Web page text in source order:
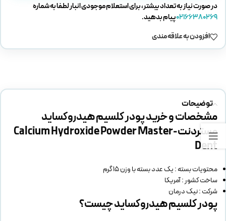
در صورت نیاز به تعداد بیشتر، برای استعلام موجودی انبار لطفا به شماره
02166380269پیام بدهید.
افزودن به علاقه مندی
توضیحات
مشخصات و خرید پودر کلسیم هیدروکساید
مستردنت-Calcium Hydroxide Powder Master
Dent
محتویات بسته : یک عدد بسته با وزن 15 گرم
ساخت کشور : آمریکا
شرکت : نیک درمان
پودر کلسیم هیدروکساید چیست؟